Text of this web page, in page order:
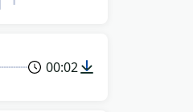
00:02